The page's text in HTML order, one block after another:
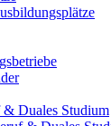
Duales Studium